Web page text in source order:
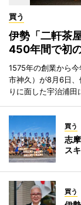
買う
伊勢「二軒茶
450年間で初
1575年の創業から
市神久）が8月6日
りに面した宇治浦田
買う
志
ス
買う